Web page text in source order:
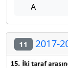
A
11 2017-